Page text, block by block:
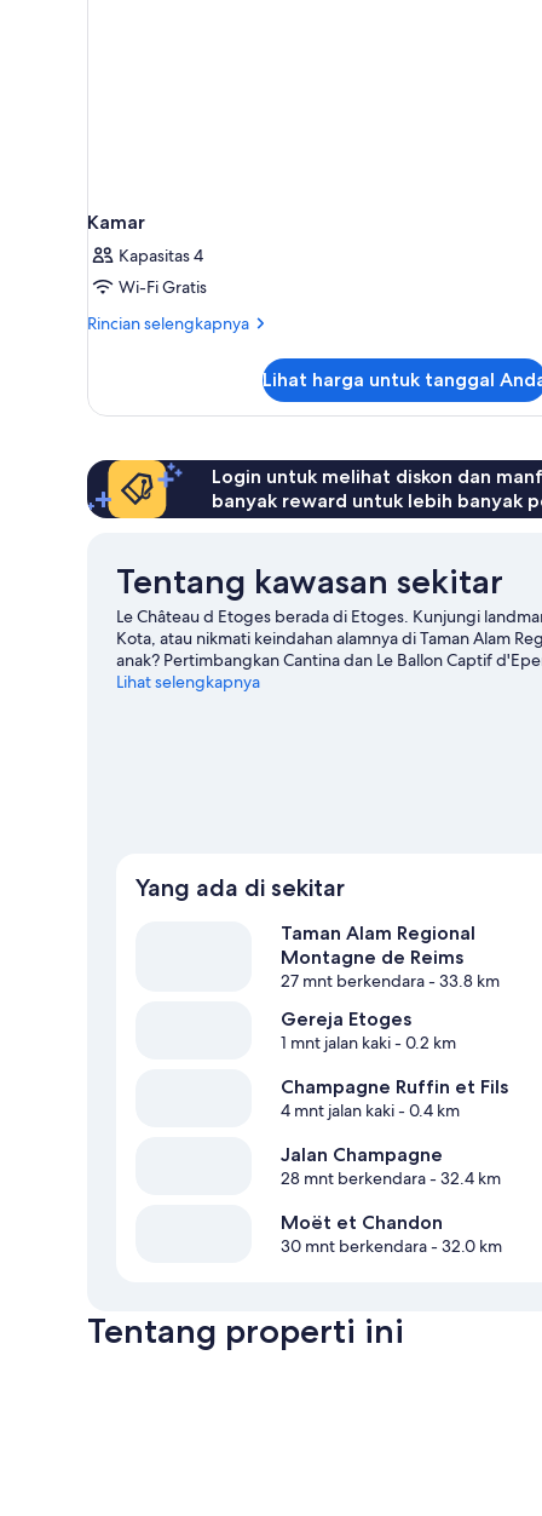
Kamar
Kapasitas 4
Wi-Fi Gratis
Rincian selengkapnya
Rincian
Kamar
Lihat harga untuk tanggal
Login untuk melihat diskon dan
banyak reward untuk lebih banyak
Tentang kawasan sekitar
Le Château d Etoges berada di Etoges. Kunjungi
Kota, atau nikmati keindahan alamnya di Taman Alam
anak? Pertimbangkan Cantina dan Le Ballon Captif
lapangan dan latihan golf yang berada tak jauh, atau
Lihat selengkapnya
Yang ada di sekitar
Taman Alam Regional
Montagne de Reims
27 mnt berkendara- 33.8 km
Gereja Etoges
1 mnt jalan kaki- 0.2 km
Champagne Ruffin et Fils
4 mnt jalan kaki- 0.4 km
Jalan Champagne
28 mnt berkendara- 32.4 km
Moët et Chandon
30 mnt berkendara- 32.0 km
Tentang properti ini